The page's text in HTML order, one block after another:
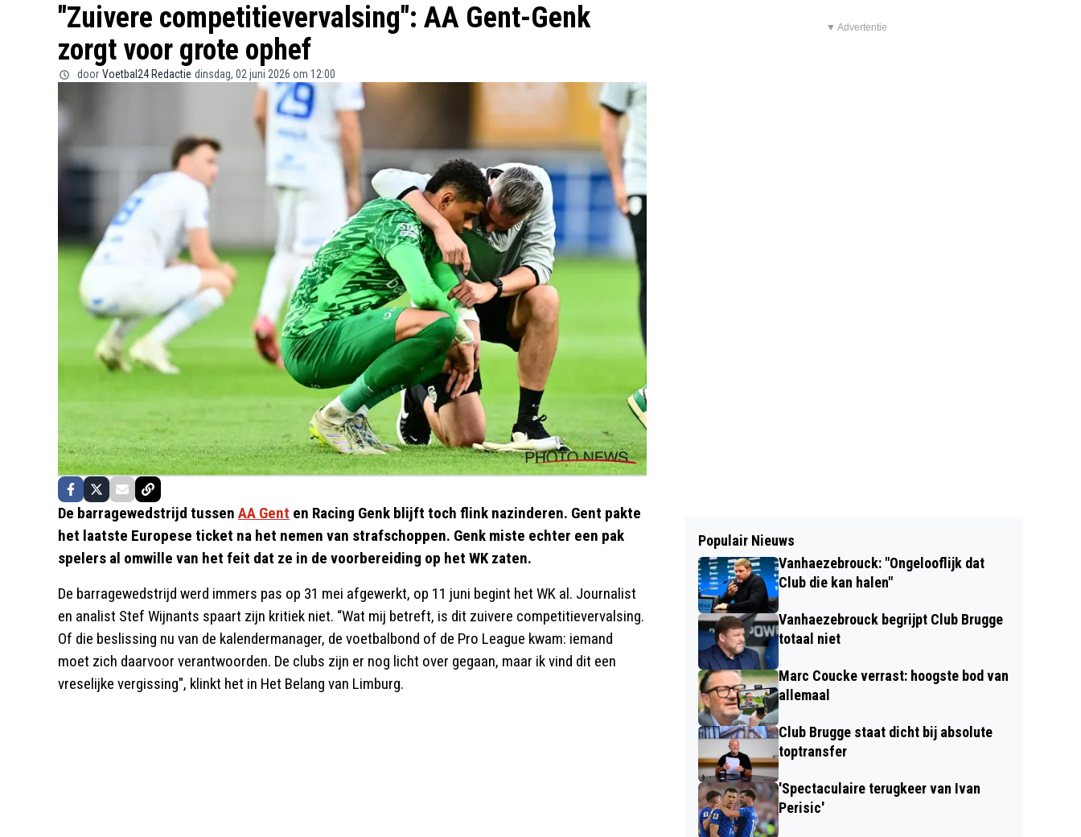
"Zuivere competitievervalsing": AA Gent-Genk
zorgt voor grote ophef
door Voetbal24 Redactie dinsdag, 02 juni 2026 om 12:00
De barragewedstrijd tussen AA Gent en Racing Genk blijft toch flink nazinderen. Gent pakte
het laatste Europese ticket na het nemen van strafschoppen. Genk miste echter een pak
spelers al omwille van het feit dat ze in de voorbereiding op het WK zaten.
De barragewedstrijd werd immers pas op 31 mei afgewerkt, op 11 juni begint het WK al. Journalist
en analist Stef Wijnants spaart zijn kritiek niet. “Wat mij betreft, is dit zuivere competitievervalsing.
Of die beslissing nu van de kalendermanager, de voetbalbond of de Pro League kwam: iemand
moet zich daarvoor verantwoorden. De clubs zijn er nog licht over gegaan, maar ik vind dit een
vreselijke vergissing", klinkt het in Het Belang van Limburg.
▼ Advertentie
Populair Nieuws
Vanhaezebrouck: "Ongelooflijk dat
Club die kan halen"
Vanhaezebrouck begrijpt Club Brugge
totaal niet
Marc Coucke verrast: hoogste bod van
allemaal
Club Brugge staat dicht bij absolute
toptransfer
'Spectaculaire terugkeer van Ivan
Perisic'